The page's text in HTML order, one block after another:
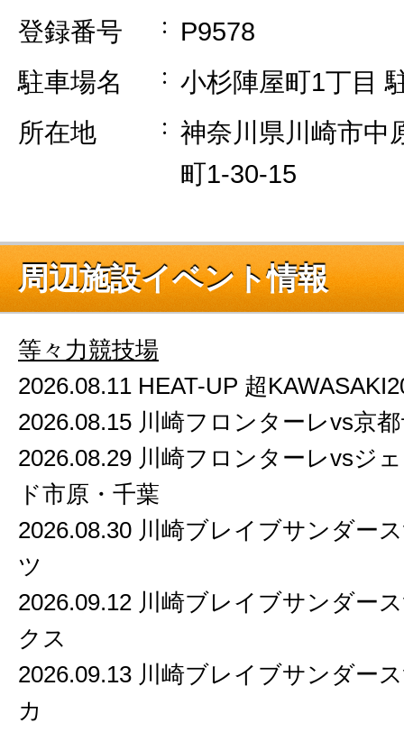
登録番号
P9578
駐車場名
小杉陣屋町1丁目
所在地
神奈川県川崎市中
町1-30-15
周辺施設イベント情報
等々力競技場
2026.08.11 HEAT-UP 超
2026.08.15 川崎フロンターレvs京
2026.08.29 川崎フロンターレvsジ
ド市原・千葉
2026.08.30 川崎ブレイブサンダー
ツ
2026.09.12 川崎ブレイブサンダー
クス
2026.09.13 川崎ブレイブサンダー
カ